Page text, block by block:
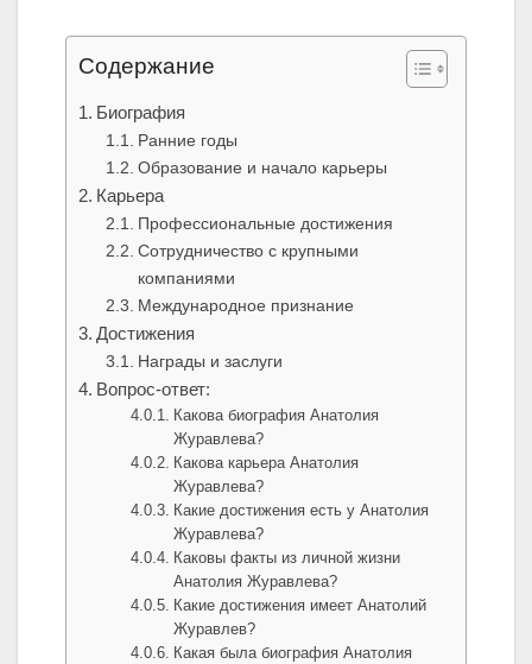
Содержание
Биография
Ранние годы
Образование и начало карьеры
Карьера
Профессиональные достижения
Сотрудничество с крупными
компаниями
Международное признание
Достижения
Награды и заслуги
Вопрос-ответ:
Какова биография Анатолия
Журавлева?
Какова карьера Анатолия
Журавлева?
Какие достижения есть у Анатолия
Журавлева?
Каковы факты из личной жизни
Анатолия Журавлева?
Какие достижения имеет Анатолий
Журавлев?
Какая была биография Анатолия